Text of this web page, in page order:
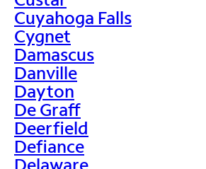
Cuyahoga Falls
Cygnet
Damascus
Danville
Dayton
De Graff
Deerfield
Defiance
Delaware